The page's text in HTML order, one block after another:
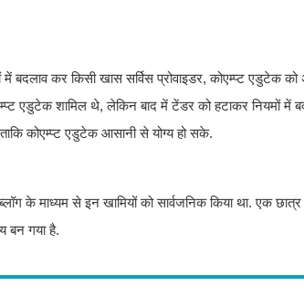
बदलाव कर किसी खास सर्विस प्रोवाइडर, कोएम्प्ट एडुटेक
एडुटेक शामिल थे, लेकिन बाद में टेंडर को हटाकर नियमों
कोएम्प्ट एडुटेक आसानी से योग्य हो सके.
माध्यम से इन खामियों को सार्वजनिक किया था. एक छात्र
बन गया है.